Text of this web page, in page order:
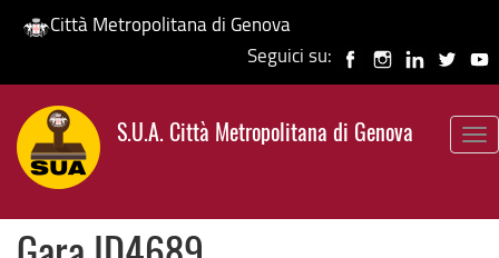
Salta
contenuto
principale
Città Metropolitana di Genova
Seguici su:
S.U.A. Città Metropolitana di Genova